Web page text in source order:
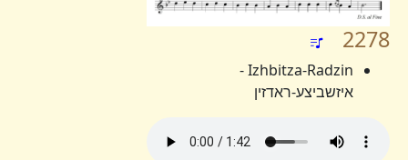
2278
Izhbitza-Radzin -
איזשביצע-ראדזין